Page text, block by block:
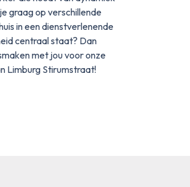
graag op verschillende
in een dienstverlenende
centraal staat? Dan
met jou voor onze
Limburg Stirumstraat!